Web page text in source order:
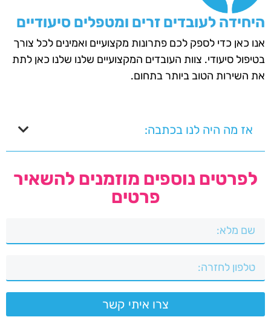
היחידה לעובדים זרים ומטפלים סיעודיים
אנו כאן כדי לספק לכם פתרונות מקצועיים ואמינים לכל צורך
בטיפול סיעודי. צוות העובדים המקצועיים שלנו שלנו כאן לתת
את השירות הטוב ביותר בתחום.
אז מה היה לנו בכתבה:
לפרטים נוספים מוזמנים להשאיר
פרטים
צרו איתי קשר